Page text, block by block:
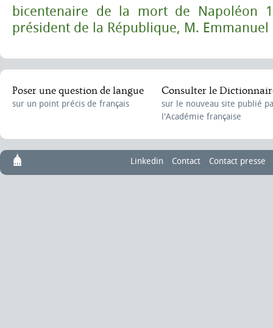
bicentenaire de la mort de Napoléon 1
président de la République, M. Emmanuel
Poser une question de langue
sur un point précis de français
Consulter le
sur le nouveau site publié
l'Académie française
Linkedin Contact Contact presse